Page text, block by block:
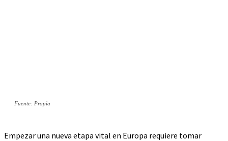
Fuente: Propia
Empezar una nueva etapa vital en Europa requiere tomar